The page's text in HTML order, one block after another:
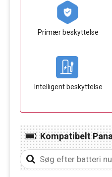
Primær beskyttelse
Intelligent beskyttelse
Kompatibelt